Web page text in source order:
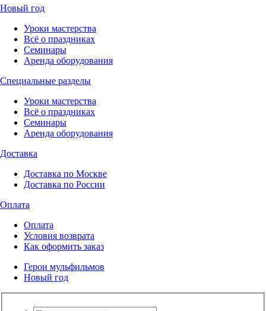
Новый год
Уроки мастерства
Всё о праздниках
Семинары
Аренда оборудования
Специальные разделы
Уроки мастерства
Всё о праздниках
Семинары
Аренда оборудования
Доставка
Доставка по Москве
Доставка по России
Оплата
Оплата
Условия возврата
Как оформить заказ
Герои мульфильмов
Новый год